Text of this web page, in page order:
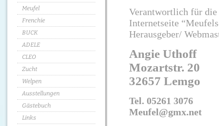
Meufel
Frenchie
BUCK
ADELE
CLEO
Zucht
Welpen
Ausstellungen
Gästebuch
Links
Verantwortlich für die
Internetseite
Herausgeber/
Angie Uthoff
Mozartstr. 20
32657 Lemgo
Tel. 05261 3076
Meufel@gmx.net